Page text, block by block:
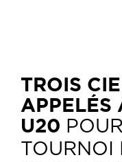
TROIS
APPELÉS
U20
TOURNOI